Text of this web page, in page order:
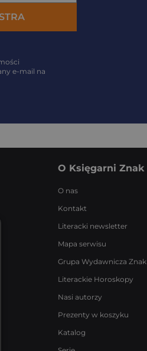
e-mail na
O Księgarni Znak
O nas
Kontakt
Literacki newsletter
Mapa serwisu
Grupa Wydawnicza Znak
Literackie Horoskopy
Nasi autorzy
Prezenty w koszyku
Katalog